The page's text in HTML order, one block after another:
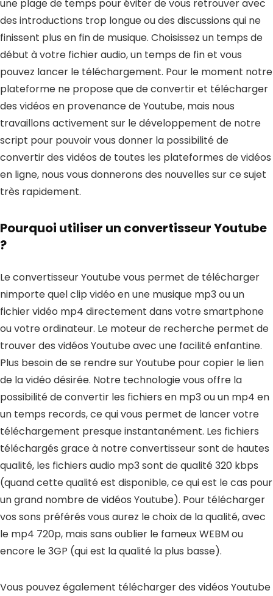
une plage de temps pour éviter de vous retrouver avec
des introductions trop longue ou des discussions qui ne
finissent plus en fin de musique. Choisissez un temps de
début à votre fichier audio, un temps de fin et vous
pouvez lancer le téléchargement. Pour le moment notre
plateforme ne propose que de convertir et télécharger
des vidéos en provenance de Youtube, mais nous
travaillons activement sur le développement de notre
script pour pouvoir vous donner la possibilité de
convertir des vidéos de toutes les plateformes de vidéos
en ligne, nous vous donnerons des nouvelles sur ce sujet
très rapidement.
Pourquoi utiliser un convertisseur Youtube
?
Le convertisseur Youtubevous permet de télécharger
nimporte quel clip vidéo en une musique mp3 ou un
fichier vidéo mp4 directement dans votre smartphone
ou votre ordinateur. Le moteur de recherche permet de
trouver des vidéos Youtube avec une facilité enfantine.
Plus besoin de se rendre sur Youtube pour copier le lien
de la vidéo désirée. Notre technologie vous offre la
possibilité deconvertir les fichiers en mp3 ou un mp4 en
un temps records, ce qui vous permet de lancer votre
téléchargement presque instantanément. Les fichiers
téléchargés grace à notre convertisseur sont de hautes
qualité, les fichiers audio mp3 sont de qualité 320 kbps
(quand cette qualité est disponible, ce qui est le cas pour
un grand nombre de vidéos Youtube). Pour télécharger
vos sons préférés vous aurez le choix de la qualité, avec
le mp4 720p, mais sans oublier le fameux WEBM ou
encore le 3GP (qui est la qualité la plus basse).
Vous pouvez également télécharger des vidéos Youtube